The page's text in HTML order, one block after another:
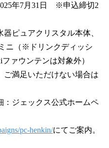
年7月31日 ※申込締切2
ピュアクリスタル本体、
ニ（※ドリンクディッシ
ァウンテンは対象外）
ご満足いただけない場合は
：ジェックス公式ホームペ
pc-henkin/にてご案内。